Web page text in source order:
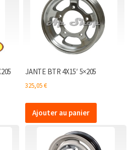
JANTE BTR 4X15′ 5×205
325,05€
Ajouter au panier